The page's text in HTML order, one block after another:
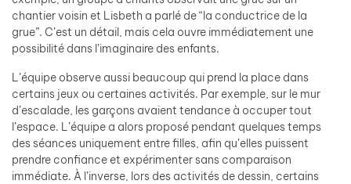
chantier voisin et Lisbeth a parlé de “la conductrice de la
grue”. C’est un détail, mais cela ouvre immédiatement une
possibilité dans l’imaginaire des enfants.
L’équipe observe aussi beaucoup qui prend la place dans
certains jeux ou certaines activités. Par exemple, sur le mur
d’escalade, les garçons avaient tendance à occuper tout
l’espace. L’équipe a alors proposé pendant quelques temps
des séances uniquement entre filles, afin qu’elles puissent
prendre confiance et expérimenter sans comparaison
immédiate. À l’inverse, lors des activités de dessin, certains